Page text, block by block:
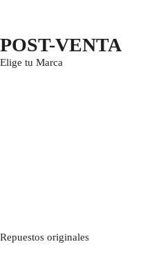
POST-VENTA
Elige tu Marca
Repuestos originales